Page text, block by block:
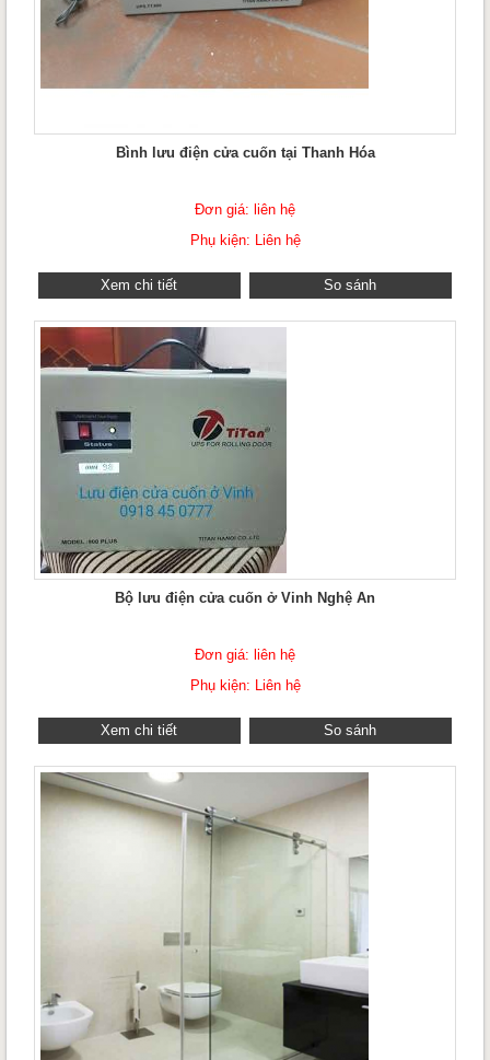
Bình lưu điện cửa cuốn tại Thanh Hóa
Đơn giá: liên hệ
Phụ kiện: Liên hệ
Xem chi tiết So sánh
Bộ lưu điện cửa cuốn ở Vinh Nghệ An
Đơn giá: liên hệ
Phụ kiện: Liên hệ
Xem chi tiết So sánh